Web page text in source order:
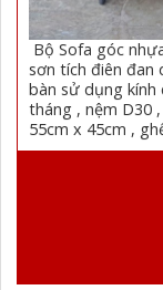
Bộ Sofa góc
sơn tích điên đan
bàn sử dụng kính
tháng , nệm D30
55cm x 45cm ,